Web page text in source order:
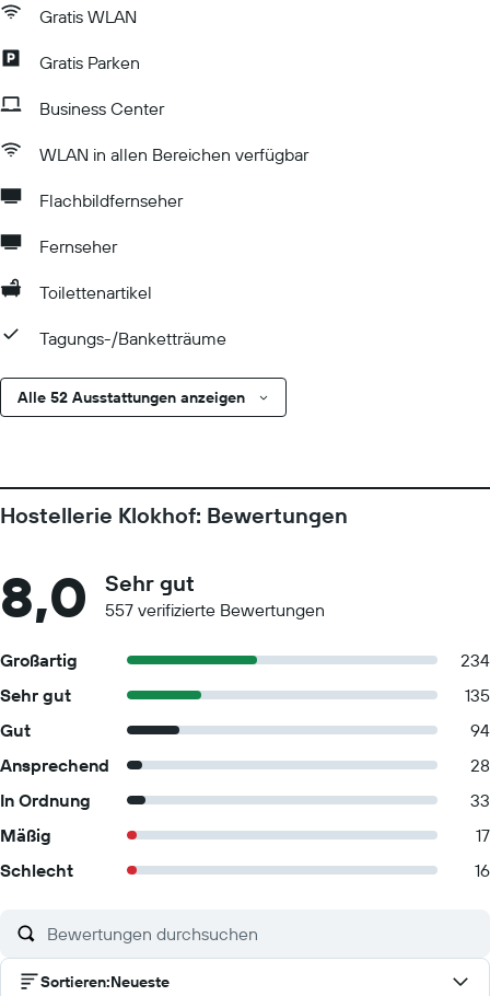
Gratis WLAN
Gratis Parken
Business Center
WLAN in allen Bereichen verfügbar
Flachbildfernseher
Fernseher
Toilettenartikel
Tagungs-/Banketträume
Alle 52 Ausstattungen anzeigen
Hostellerie Klokhof: Bewertungen
8,0 Sehr gut
557 verifizierte Bewertungen
Großartig
234
Sehr gut
135
Gut
94
Ansprechend
28
In Ordnung
33
Mäßig
17
Schlecht
16
Sortieren:Neueste